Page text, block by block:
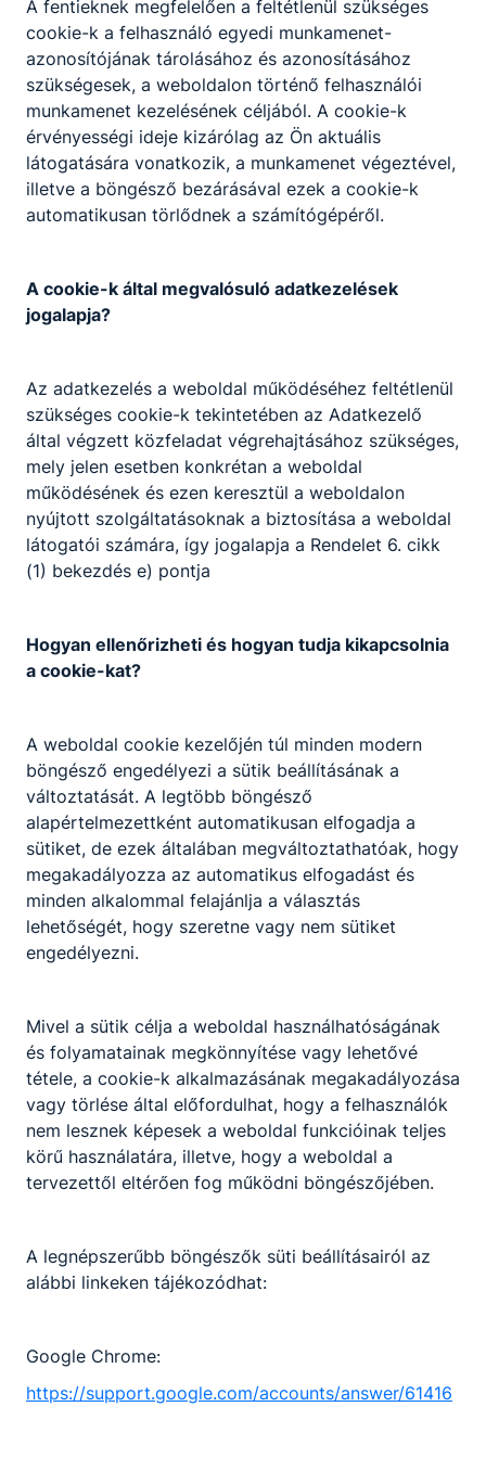
Követelményekben, szakképesítés esetén a
Programkövetelményekben meghatározott
tartalmakhoz és a helyi igényekhez.
Szakmák
Fotográfus
Kreatív
Tovább
Grafikus
Kreatív
Tovább
Logisztikai technikus
Közlekedés és szállítmányozás
Tovább
Oktatási szakasszisztens
A fentieknek megfelelően a feltétlenül szükséges
cookie-k a felhasználó egyedi munkamenet-
azonosítójának tárolásához és azonosításához
szükségesek, a weboldalon történő felhasználói
munkamenet kezelésének céljából. A cookie-k
érvényességi ideje kizárólag az Ön aktuális
látogatására vonatkozik, a munkamenet végeztével,
illetve a böngésző bezárásával ezek a cookie-k
automatikusan törlődnek a számítógépéről.
A cookie-k által megvalósuló adatkezelések
jogalapja?
Az adatkezelés a weboldal működéséhez feltétlenül
szükséges cookie-k tekintetében az Adatkezelő
által végzett közfeladat végrehajtásához szükséges,
mely jelen esetben konkrétan a weboldal
működésének és ezen keresztül a weboldalon
nyújtott szolgáltatásoknak a biztosítása a weboldal
látogatói számára, így jogalapja a Rendelet 6. cikk
(1) bekezdés e) pontja
Hogyan ellenőrizheti és hogyan tudja kikapcsolnia
a cookie-kat?
A weboldal cookie kezelőjén túl minden modern
böngésző engedélyezi a sütik beállításának a
változtatását. A legtöbb böngésző
alapértelmezettként automatikusan elfogadja a
sütiket, de ezek általában megváltoztathatóak, hogy
megakadályozza az automatikus elfogadást és
minden alkalommal felajánlja a választás
lehetőségét, hogy szeretne vagy nem sütiket
engedélyezni.
Mivel a sütik célja a weboldal használhatóságának
és folyamatainak megkönnyítése vagy lehetővé
tétele, a cookie-k alkalmazásának megakadályozása
vagy törlése által előfordulhat, hogy a felhasználók
nem lesznek képesek a weboldal funkcióinak teljes
körű használatára, illetve, hogy a weboldal a
tervezettől eltérően fog működni böngészőjében.
A legnépszerűbb böngészők süti beállításairól az
alábbi linkeken tájékozódhat:
Google Chrome:
https://support.google.com/accounts/answer/61416